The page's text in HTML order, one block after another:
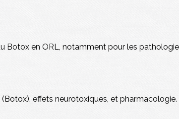
Botox en ORL, notamment pour les
effets neurotoxiques, et